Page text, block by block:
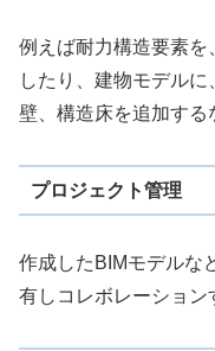
例えば耐力構造要素
したり、建物モデル
壁、構造床を追加する
プロジェクト管理
作成したBIMモデルな
有しコレボレーション